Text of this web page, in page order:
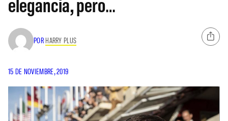
POR HARRY PLUS
15 DE NOVIEMBRE, 2019